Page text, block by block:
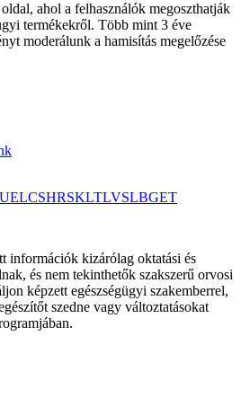
ahol a felhasználók megoszthatják
termékekről. Több mint 3 éve
moderálunk a hamisítás megelőzése
ELCSHRSKLTLVSLBGET
információk kizárólag oktatási és
és nem tekinthetők szakszerű orvosi
képzett egészségügyi szakemberrel,
szedne vagy változtatásokat